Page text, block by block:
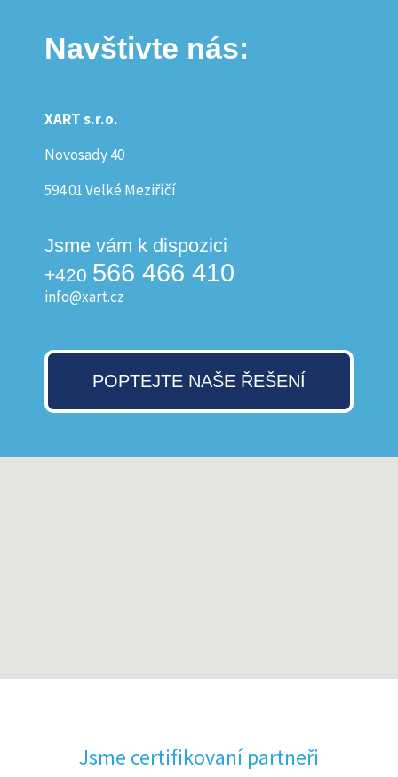
Navštivte nás:
XART s.r.o.
Novosady 40
594 01 Velké Meziříčí
Jsme vám k dispozici
+420 566 466 410
info@xart.cz
POPTEJTE NAŠE ŘEŠENÍ
Jsme certifikovaní partneři